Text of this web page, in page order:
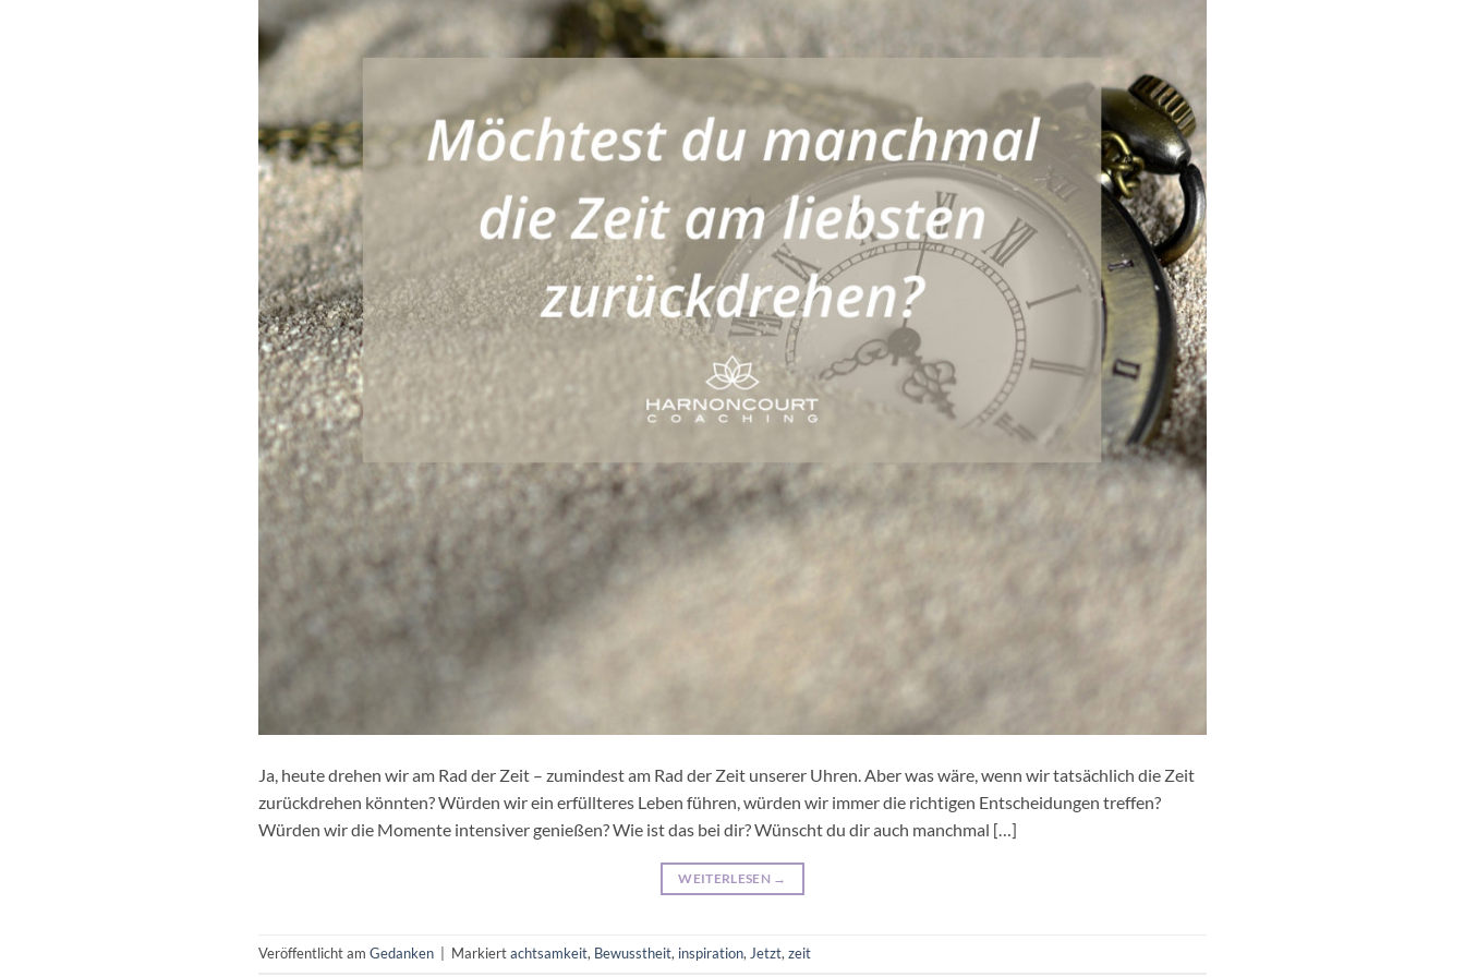
Ja, heute drehen wir am Rad der Zeit – zumindest am Rad der Zeit unserer Uhren. Aber was wäre, wenn wir tatsächlich die Zeit
zurückdrehen könnten? Würden wir ein erfüllteres Leben führen, würden wir immer die richtigen Entscheidungen treffen?
Würden wir die Momente intensiver genießen? Wie ist das bei dir? Wünscht du dir auch manchmal […]
WEITERLESEN →
Veröffentlicht am Gedanken Markiertachtsamkeit, Bewusstheit, inspiration, Jetzt, zeit